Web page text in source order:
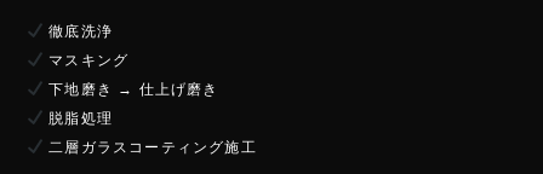
徹底洗浄
マスキング
下地磨き → 仕上げ磨き
脱脂処理
二層ガラスコーティング施工